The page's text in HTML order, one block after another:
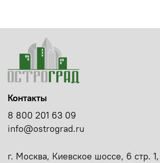
Контакты
8 800 201 63 09
info@ostrograd.ru
г. Москва, Киевское шоссе, 6 стр.